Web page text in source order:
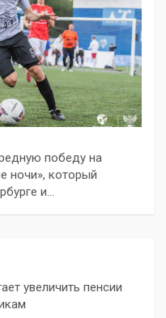
победу на
ночи», который
и…
увеличить пенсии